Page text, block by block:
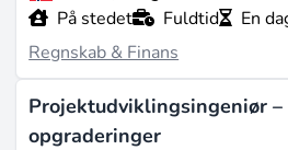
På stedet
Fuldtid
En
Regnskab & Finans
Projektudviklingsingeniør –
opgraderinger